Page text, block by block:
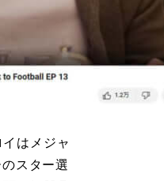
はメジャ
スター選